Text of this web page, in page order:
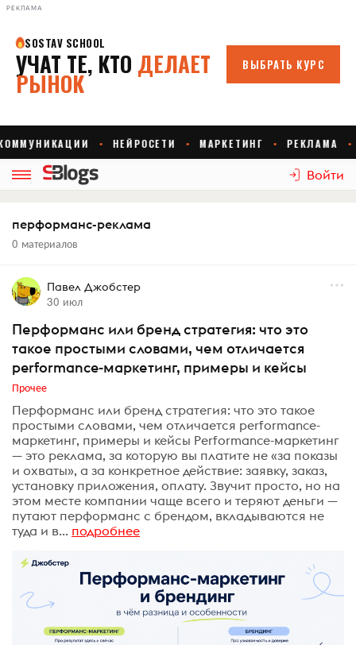
РЕКЛАМА
Войти
перформанс-реклама
0 материалов
Павел Джобстер
30 июл
Перформанс или бренд стратегия: что это
такое простыми словами, чем отличается
performance-маркетинг, примеры и кейсы
Прочее
Перформанс или бренд стратегия: что это такое
простыми словами, чем отличается performance-
маркетинг, примеры и кейсы Performance-маркетинг
— это реклама, за которую вы платите не «за показы
и охваты», а за конкретное действие: заявку, заказ,
установку приложения, оплату. Звучит просто, но на
этом месте компании чаще всего и теряют деньги —
путают перформанс с брендом, вкладываются не
туда и в... подробнее